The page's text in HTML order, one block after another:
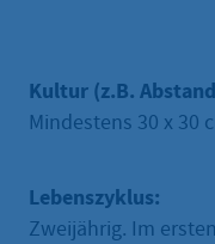
Kultur (z.B.
Mindestens 30 x 30
Lebenszyklus:
Zweijährig. Im